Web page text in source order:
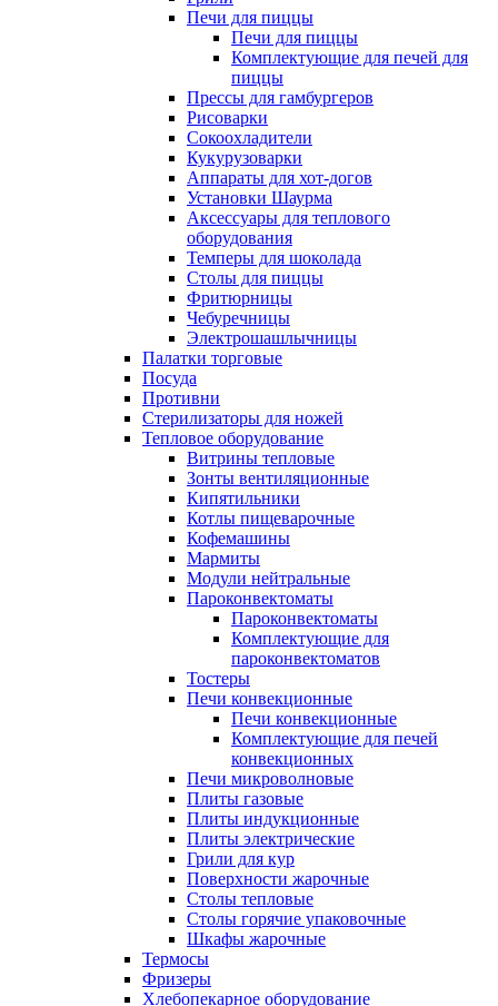
Печи для пиццы
Печи для пиццы
Комплектующие для печей для
пиццы
Прессы для гамбургеров
Рисоварки
Сокоохладители
Кукурузоварки
Аппараты для хот-догов
Установки Шаурма
Аксессуары для теплового
оборудования
Темперы для шоколада
Столы для пиццы
Фритюрницы
Чебуречницы
Электрошашлычницы
Палатки торговые
Посуда
Противни
Стерилизаторы для ножей
Тепловое оборудование
Витрины тепловые
Зонты вентиляционные
Кипятильники
Котлы пищеварочные
Кофемашины
Мармиты
Модули нейтральные
Пароконвектоматы
Пароконвектоматы
Комплектующие для
пароконвектоматов
Тостеры
Печи конвекционные
Печи конвекционные
Комплектующие для печей
конвекционных
Печи микроволновые
Плиты газовые
Плиты индукционные
Плиты электрические
Грили для кур
Поверхности жарочные
Столы тепловые
Столы горячие упаковочные
Шкафы жарочные
Термосы
Фризеры
Хлебопекарное оборудование